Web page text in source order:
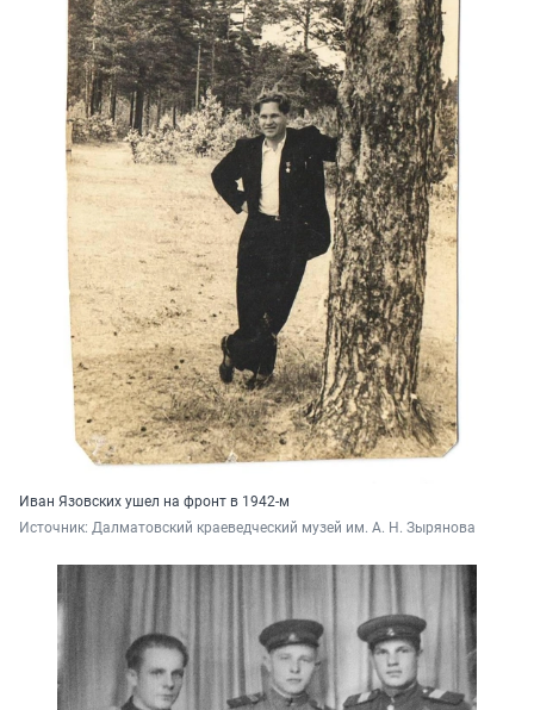
Иван Язовских ушел на фронт в 1942-м
Источник: Далматовский краеведческий музей им. А. Н. Зырянова